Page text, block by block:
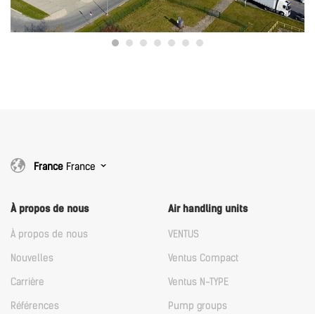
France France
À propos de nous
À propos de nous
Nouvelles
Carrière
Références
Air handling units
VENTUS
Ventus Compact
Ventus N-TYPE
Pump groups